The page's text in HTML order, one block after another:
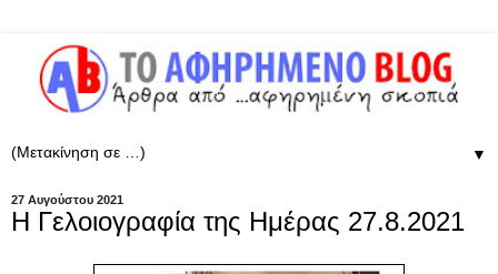
▼
27 Αυγούστου 2021
Η Γελοιογραφία της Ημέρας 27.8.2021